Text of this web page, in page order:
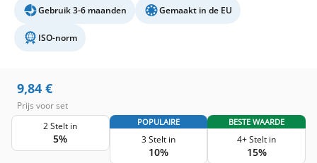
Gebruik 3-6 maanden Gemaakt in de EU
ISO-norm
9,84 €
Prijs voor set
2 Stelt in
5%
POPULAIRE
3 Stelt in
10%
BESTE WAARDE
4+ Stelt in
15%